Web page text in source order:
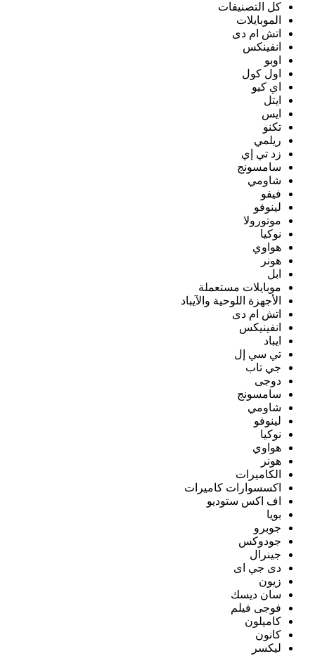
كل التصنيفات
الموبايلات
اتش ام دى
انفينكس
اوبو
اول كول
اي كيو
ايتل
ايس
تكنو
ريلمي
زد تي إي
سامسونج
شاومي
فيفو
لينوفو
موتورولا
نوكيا
هواوي
هونر
ابل
موبايلات مستعملة
الأجهزة اللوحية والآيباد
اتش ام دى
انفينيكس
ايباد
تي سي إل
جي تاب
دوجى
سامسونج
شاومي
لينوفو
نوكيا
هواوي
هونر
الكاميرات
اكسسوارات كاميرات
اف اكس ستوديو
بويا
جوبرو
جودوكس
جينرال
دى جي اى
زيون
سان ديسك
فوجى فيلم
كاميلون
كانون
ليكسر